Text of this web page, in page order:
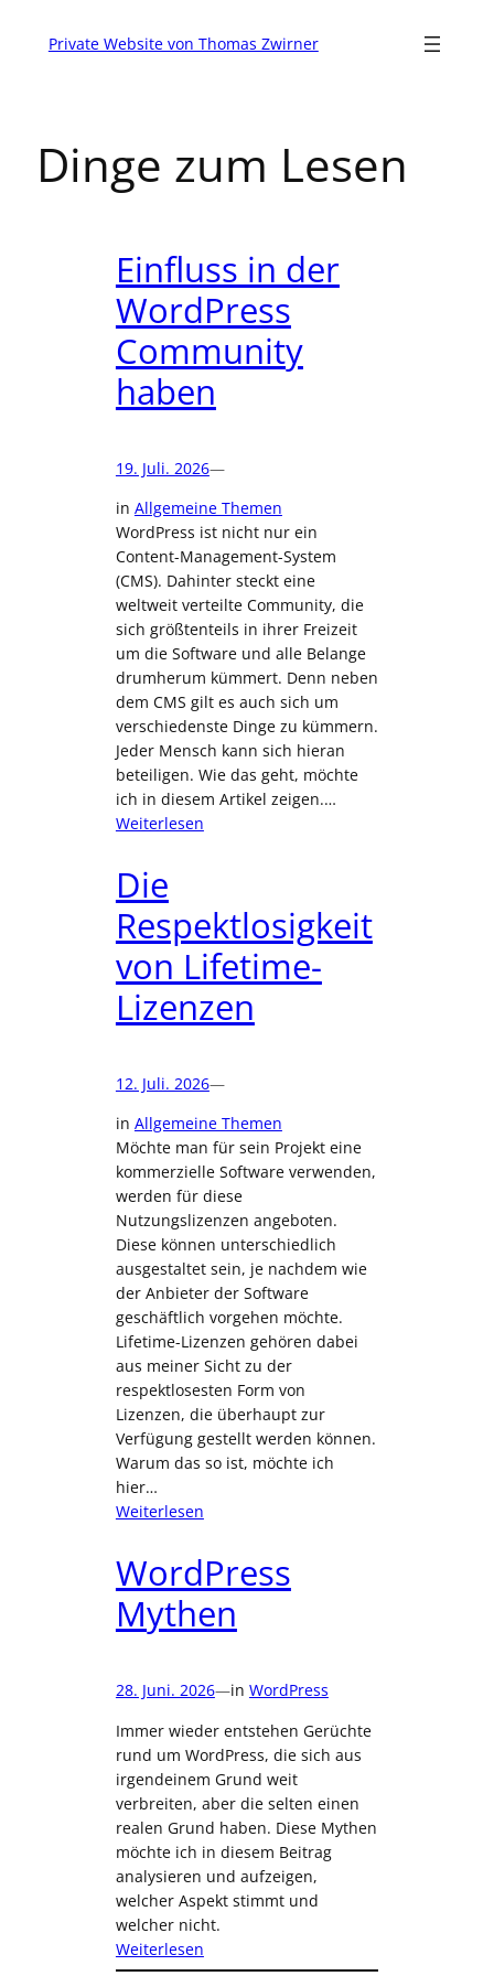
InhaltPrivate Website von Thomas Zwirner
Dinge zum Lesen
Einfluss in der
WordPress
Community
haben
19. Juli. 2026—
in Allgemeine Themen
WordPress ist nicht nur ein
Content-Management-System
(CMS). Dahinter steckt eine
weltweit verteilte Community, die
sich größtenteils in ihrer Freizeit
um die Software und alle Belange
drumherum kümmert. Denn neben
dem CMS gilt es auch sich um
verschiedenste Dinge zu kümmern.
Jeder Mensch kann sich hieran
beteiligen. Wie das geht, möchte
ich in diesem Artikel zeigen.…
Weiterlesen:
WordPress
Community
haben
Die
Respektlosigkeit
von Lifetime-
Lizenzen
12. Juli. 2026—
in Allgemeine Themen
Möchte man für sein Projekt eine
kommerzielle Software verwenden,
werden für diese
Nutzungslizenzen angeboten.
Diese können unterschiedlich
ausgestaltet sein, je nachdem wie
der Anbieter der Software
geschäftlich vorgehen möchte.
Lifetime-Lizenzen gehören dabei
aus meiner Sicht zu der
respektlosesten Form von
Lizenzen, die überhaupt zur
Verfügung gestellt werden können.
Warum das so ist, möchte ich
hier…
Weiterlesen:
Respektlosigkeit
von
Lifetime-
Lizenzen
WordPress
Mythen
28. Juni. 2026—in WordPress
Immer wieder entstehen Gerüchte
rund um WordPress, die sich aus
irgendeinem Grund weit
verbreiten, aber die selten einen
realen Grund haben. Diese Mythen
möchte ich in diesem Beitrag
analysieren und aufzeigen,
welcher Aspekt stimmt und
welcher nicht.
Weiterlesen:
WordPress